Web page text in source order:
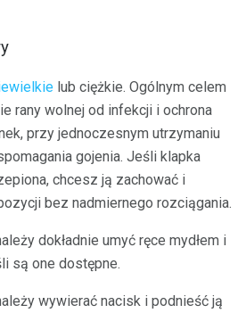
lub ciężkie. Ogólnym celem
rany wolnej od infekcji i ochrona
przy jednoczesnym utrzymaniu
gojenia. Jeśli klapka
chcesz ją zachować i
bez nadmiernego rozciągania.
dokładnie umyć ręce mydłem i
są one dostępne.
wywierać nacisk i podnieść ją